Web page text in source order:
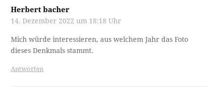
Herbert bacher
14. Dezember 2022 um 18:18 Uhr
Mich würde interessieren, aus welchem Jahr das Foto
dieses Denkmals stammt.
Antworten